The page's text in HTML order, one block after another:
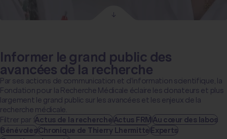
Informer le grand public des
avancées de la recherche
Par ses actions de communication et d'information scientifique, la
Fondation pour la Recherche Médicale éclaire les donateurs et plus
largement le grand public sur les avancées et les enjeux de la
recherche médicale.
Filtrer par :Actus de la rechercheActus FRM Au cœur des labos
BénévolesChronique de Thierry Lhermitte Experts